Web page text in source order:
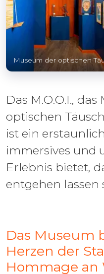
Museum der optischen
Das M.O.O.I.,
optischen
ist ein
immersives und
Erlebnis bietet,
entgehen lassen
Das Museum
Herzen der
Hommage an